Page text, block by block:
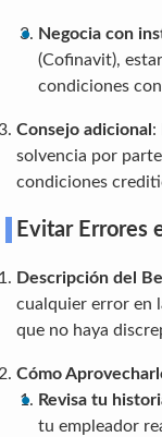
Negocia con
(Cofinavit),
condiciones
Consejo adicional :
solvencia por
condiciones
Evitar Errores
Descripción del
cualquier error en
que no haya
Cómo
Revisa tu
tu empleador